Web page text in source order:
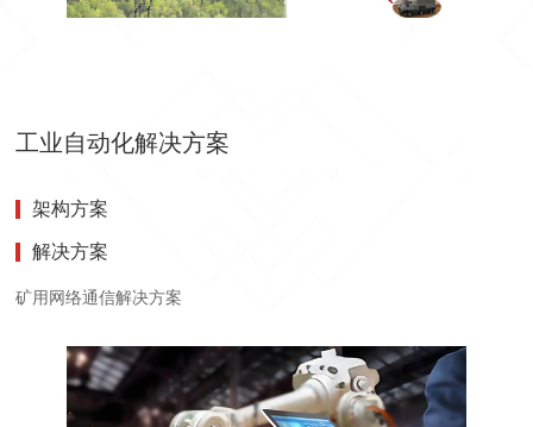
工业自动化解决方案
架构方案
解决方案
矿用网络通信解决方案